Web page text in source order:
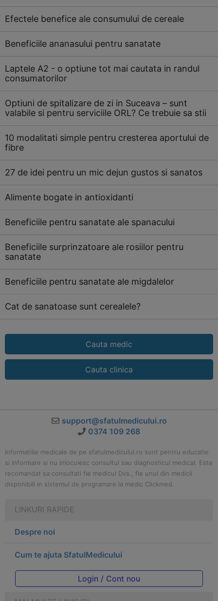
Efectele benefice ale consumului de cereale
Beneficiile ananasului pentru sanatate
Laptele A2 - o optiune tot mai cautata in randul
consumatorilor
Optiuni de spitalizare de zi in Suceava – sunt
valabile si pentru serviciile ORL? Ce trebuie sa stii
10 modalitati simple pentru cresterea aportului de
fibre
27 de idei pentru un mic dejun gustos si sanatos
Alimente bogate in antioxidanti
Beneficiile pentru sanatate ale spanacului
Beneficiile surprinzatoare ale rosiilor pentru
sanatate
Beneficiile pentru sanatate ale migdalelor
Cat de sanatoase sunt cerealele?
Cauta medic
Cauta clinica
support@sfatulmedicului.ro
0374 109 268
Informatiile medicale de pe sfatulmedicului.ro sunt pentru educatie
si informare si nu inlocuiesc consultul sau diagnosticul medical. Este
recomandat sa consultati fie medicul Dvs., fie unul din medicii
disponibili in sistemul de programare la medic Clickmed.
LINKURI RAPIDE
Despre noi
Cum te ajuta SfatulMedicului
Login / Cont nou